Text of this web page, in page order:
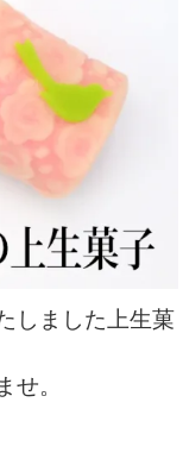
しました上生菓
せ。